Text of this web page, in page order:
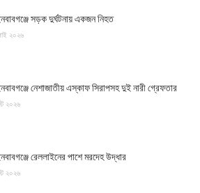
সড়ক দুর্ঘটনায় একজন নিহত
২০২৬
নেশাজাতীয় এস্কাফ সিরাপসহ দুই নারী গ্রেফতার
২০২৬
রেললাইনের পাশে মরদেহ উদ্ধার
২০২৬